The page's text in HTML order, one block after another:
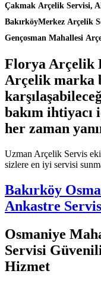
Çakmak Arçelik Servisi,
BakırköyMerkez Arçelik
Gençosman Mahallesi
Florya Arçelik
Arçelik marka
bakım ihtiyacı
her zaman
Uzman Arçelik Servis
sizlere en iyi servisi
Bakırköy
Ankastre
Osmaniye
Servisi
Hizmet